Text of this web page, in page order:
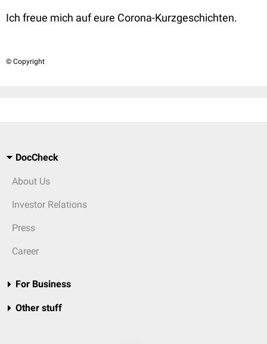
Ich freue mich auf eure Corona-Kurzgeschichten.
© Copyright
DocCheck
About Us
Investor Relations
Press
Career
For Business
Other stuff